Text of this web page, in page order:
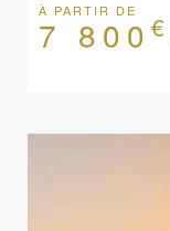
À PARTIR DE
7 800 €